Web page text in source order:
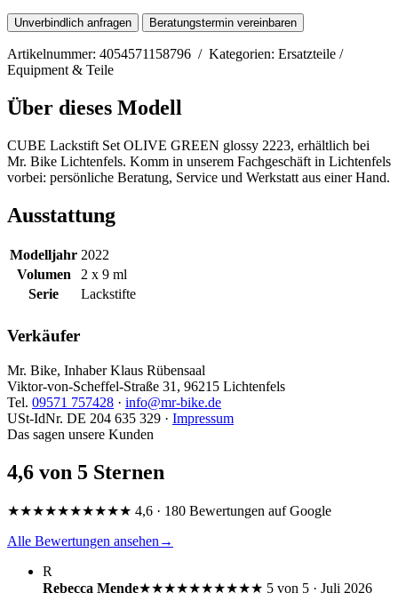
Unverbindlich anfragen Beratungstermin vereinbaren
Artikelnummer: 4054571158796 / Kategorien: Ersatzteile /
Equipment & Teile
Über dieses Modell
CUBE Lackstift Set OLIVE GREEN glossy 2223, erhältlich bei
Mr. Bike Lichtenfels. Komm in unserem Fachgeschäft in Lichtenfels
vorbei: persönliche Beratung, Service und Werkstatt aus einer Hand.
Ausstattung
Modelljahr 2022
Volumen
2 x 9 ml
Serie
Lackstifte
Verkäufer
Mr. Bike, Inhaber Klaus Rübensaal
Viktor-von-Scheffel-Straße 31, 96215 Lichtenfels
Tel. 09571 757428 · info@mr-bike.de
USt-IdNr. DE 204 635 329 · Impressum
Das sagen unsere Kunden
4,6 von 5 Sternen
★★★★★★★★★★ 4,6 · 180 Bewertungen auf Google
Alle Bewertungen ansehen →
R
Rebecca Mende★★★★★★★★★★ 5 von 5 · Juli 2026